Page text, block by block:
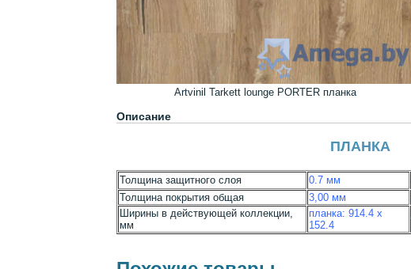
Artvinil Tarkett lounge PORTER планка
Описание
ПЛАНКА
Толщина защитного слоя 0.7 мм
Толщина покрытия общая 3,00 мм
Ширины в действующей коллекции,
мм
планка: 914.4 х
152.4